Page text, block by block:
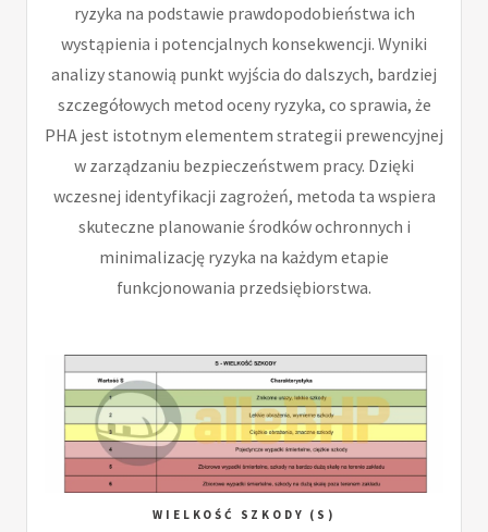
ryzyka na podstawie prawdopodobieństwa ich
wystąpienia i potencjalnych konsekwencji. Wyniki
analizy stanowią punkt wyjścia do dalszych, bardziej
szczegółowych metod oceny ryzyka, co sprawia, że
PHA jest istotnym elementem strategii prewencyjnej
w zarządzaniu bezpieczeństwem pracy. Dzięki
wczesnej identyfikacji zagrożeń, metoda ta wspiera
skuteczne planowanie środków ochronnych i
minimalizację ryzyka na każdym etapie
funkcjonowania przedsiębiorstwa.
WIELKOŚĆ SZKODY (S)